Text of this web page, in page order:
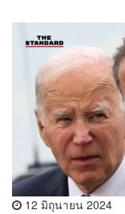
12 มิถุนายน 2024